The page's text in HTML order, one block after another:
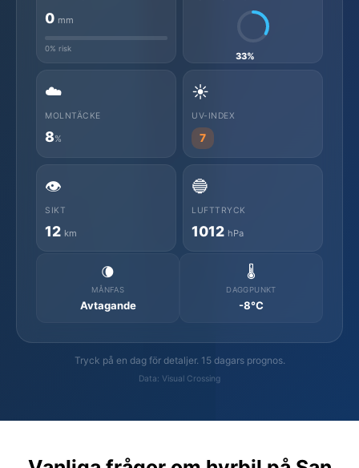
0 mm
0% risk
33%
☁️
MOLNTÄCKE
8%
☀️
UV-INDEX
7
👁️
SIKT
12 km
🔵
LUFTTRYCK
1012 hPa
🌘
MÅNFAS
Avtagande
🌡️
DAGGPUNKT
-8°C
Tryck på en dag för detaljer. 15 dagars prognos.
Data: Visual Crossing